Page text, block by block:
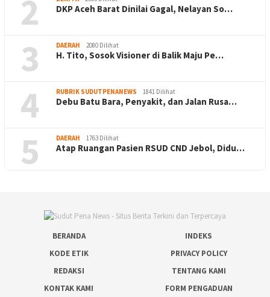
2 DKP Aceh Barat Dinilai Gagal, Nelayan So…
3 DAERAH 2080 Dilihat
H. Tito, Sosok Visioner di Balik Maju Pe…
4 RUBRIK SUDUTPENANEWS 1841 Dilihat
Debu Batu Bara, Penyakit, dan Jalan Rusa…
5 DAERAH 1763 Dilihat
Atap Ruangan Pasien RSUD CND Jebol, Didu…
BERANDA
INDEKS
KODE ETIK
PRIVACY POLICY
REDAKSI
TENTANG KAMI
KONTAK KAMI
FORM PENGADUAN